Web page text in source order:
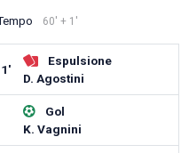
60' + 1'
Espulsione
D. Agostini
Gol
K. Vagnini